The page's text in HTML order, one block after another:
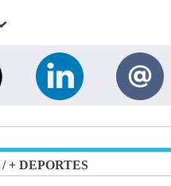
/+ DEPORTES